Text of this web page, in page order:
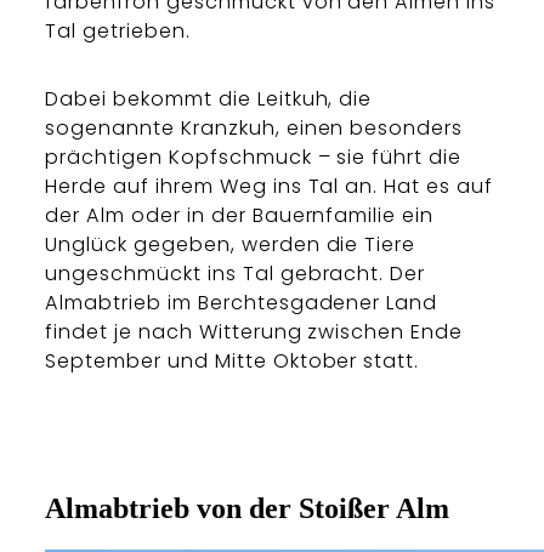
Tal getrieben.
Dabei bekommt die Leitkuh, die
sogenannte Kranzkuh, einen besonders
prächtigen Kopfschmuck – sie führt die
Herde auf ihrem Weg ins Tal an. Hat es auf
der Alm oder in der Bauernfamilie ein
Unglück gegeben, werden die Tiere
ungeschmückt ins Tal gebracht. Der
Almabtrieb im Berchtesgadener Land
findet je nach Witterung zwischen Ende
September und Mitte Oktober statt.
Almabtrieb von der Stoißer Alm